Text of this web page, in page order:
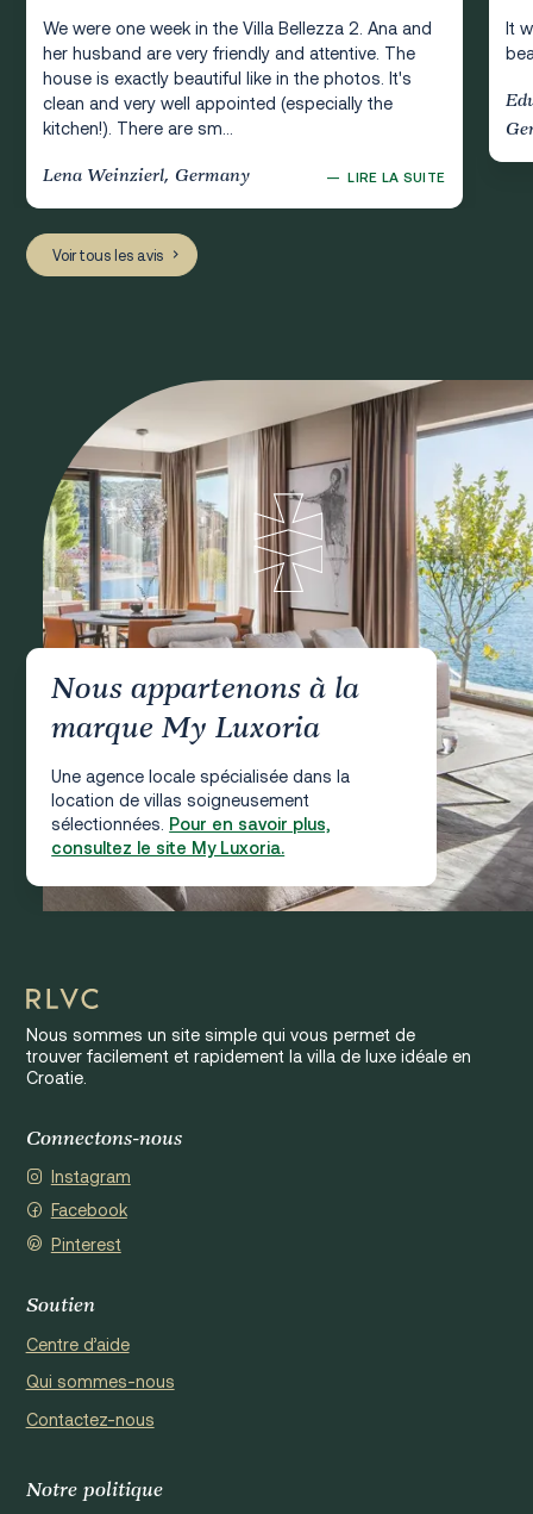
We were one week in the Villa Bellezza 2. Ana and
her husband are very friendly and attentive. The
house is exactly beautiful like in the photos. It's
clean and very well appointed (especially the
kitchen!). There are sm...
Lena Weinzierl, Germany — LIRE LA SUITE
It
Voir tous les avis
Nous appartenons à la
marque My Luxoria
Une agence locale spécialisée dans la
location de villas soigneusement
sélectionnées. Pour en savoir plus,
consultez le site My Luxoria.
Nous sommes un site simple qui vous permet de
trouver facilement et rapidement la villa de luxe idéale en
Croatie.
Connectons-nous
Instagram
Facebook
Pinterest
Soutien
Centre d’aide
Qui sommes-nous
Contactez-nous
Notre politique